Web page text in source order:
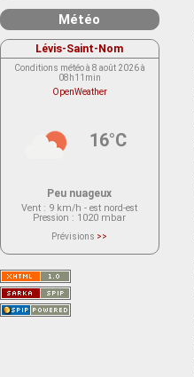
Météo
Lévis-Saint-Nom
Conditions météo à 8 août 2026 à
08h11min
OpenWeather
16°C
Peu nuageux
Vent : 9 km/h - est nord-est
Pression : 1020 mbar
Prévisions >>
actuellement aucune prévision
Saint-Nom.
Veuillez consulter le message du
service ci-dessous.
(401 - Invalid API key. Please see
https://openweathermap.org/faq#error401